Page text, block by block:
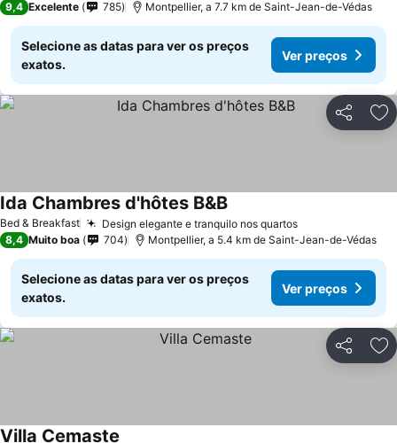
9,4 Excelente 785 Montpellier, a 7.7 km de Saint-Jean-de-Védas
Selecione as datas para ver os preços
exatos.
Ver preços
Partilhar
Bed & Breakfast Design elegante e tranquilo nos quartos
Ida Chambres d'hôtes B&B
8,4 Muito boa 704 Montpellier, a 5.4 km de Saint-Jean-de-Védas
Selecione as datas para ver os preços
exatos.
Ver preços
Partilhar
Villa Cemaste